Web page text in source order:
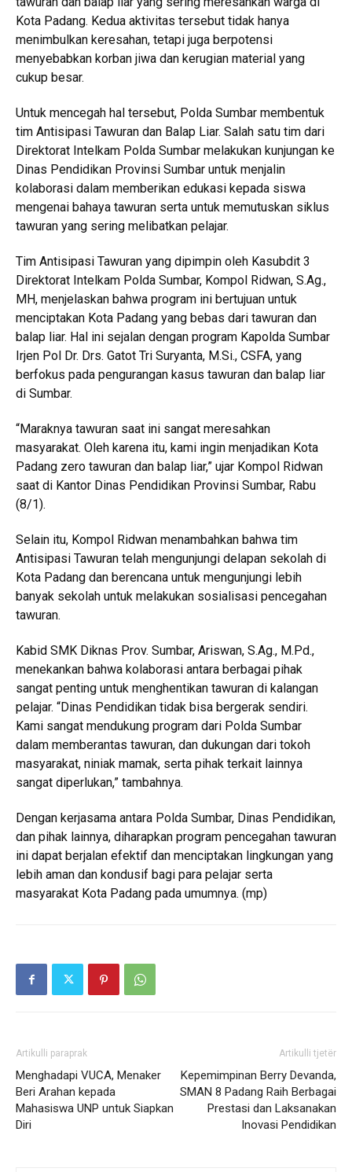
Kota Padang. Kedua aktivitas tersebut tidak hanya
menimbulkan keresahan, tetapi juga berpotensi
menyebabkan korban jiwa dan kerugian material yang
cukup besar.
Untuk mencegah hal tersebut, Polda Sumbar membentuk
tim Antisipasi Tawuran dan Balap Liar. Salah satu tim dari
Direktorat Intelkam Polda Sumbar melakukan kunjungan ke
Dinas Pendidikan Provinsi Sumbar untuk menjalin
kolaborasi dalam memberikan edukasi kepada siswa
mengenai bahaya tawuran serta untuk memutuskan siklus
tawuran yang sering melibatkan pelajar.
Tim Antisipasi Tawuran yang dipimpin oleh Kasubdit 3
Direktorat Intelkam Polda Sumbar, Kompol Ridwan, S.Ag.,
MH, menjelaskan bahwa program ini bertujuan untuk
menciptakan Kota Padang yang bebas dari tawuran dan
balap liar. Hal ini sejalan dengan program Kapolda Sumbar
Irjen Pol Dr. Drs. Gatot Tri Suryanta, M.Si., CSFA, yang
berfokus pada pengurangan kasus tawuran dan balap liar
di Sumbar.
“Maraknya tawuran saat ini sangat meresahkan
masyarakat. Oleh karena itu, kami ingin menjadikan Kota
Padang zero tawuran dan balap liar,” ujar Kompol Ridwan
saat di Kantor Dinas Pendidikan Provinsi Sumbar, Rabu
(8/1).
Selain itu, Kompol Ridwan menambahkan bahwa tim
Antisipasi Tawuran telah mengunjungi delapan sekolah di
Kota Padang dan berencana untuk mengunjungi lebih
banyak sekolah untuk melakukan sosialisasi pencegahan
tawuran.
Kabid SMK Diknas Prov. Sumbar, Ariswan, S.Ag., M.Pd.,
menekankan bahwa kolaborasi antara berbagai pihak
sangat penting untuk menghentikan tawuran di kalangan
pelajar. “Dinas Pendidikan tidak bisa bergerak sendiri.
Kami sangat mendukung program dari Polda Sumbar
dalam memberantas tawuran, dan dukungan dari tokoh
masyarakat, niniak mamak, serta pihak terkait lainnya
sangat diperlukan,” tambahnya.
Dengan kerjasama antara Polda Sumbar, Dinas Pendidikan,
dan pihak lainnya, diharapkan program pencegahan tawuran
ini dapat berjalan efektif dan menciptakan lingkungan yang
lebih aman dan kondusif bagi para pelajar serta
masyarakat Kota Padang pada umumnya. (mp)
Artikulli paraprak
Menghadapi VUCA, Menaker
Beri Arahan kepada
Mahasiswa UNP untuk Siapkan
Diri
Artikulli tjetër
Kepemimpinan Berry Devanda,
SMAN 8 Padang Raih Berbagai
Prestasi dan Laksanakan
Inovasi Pendidikan